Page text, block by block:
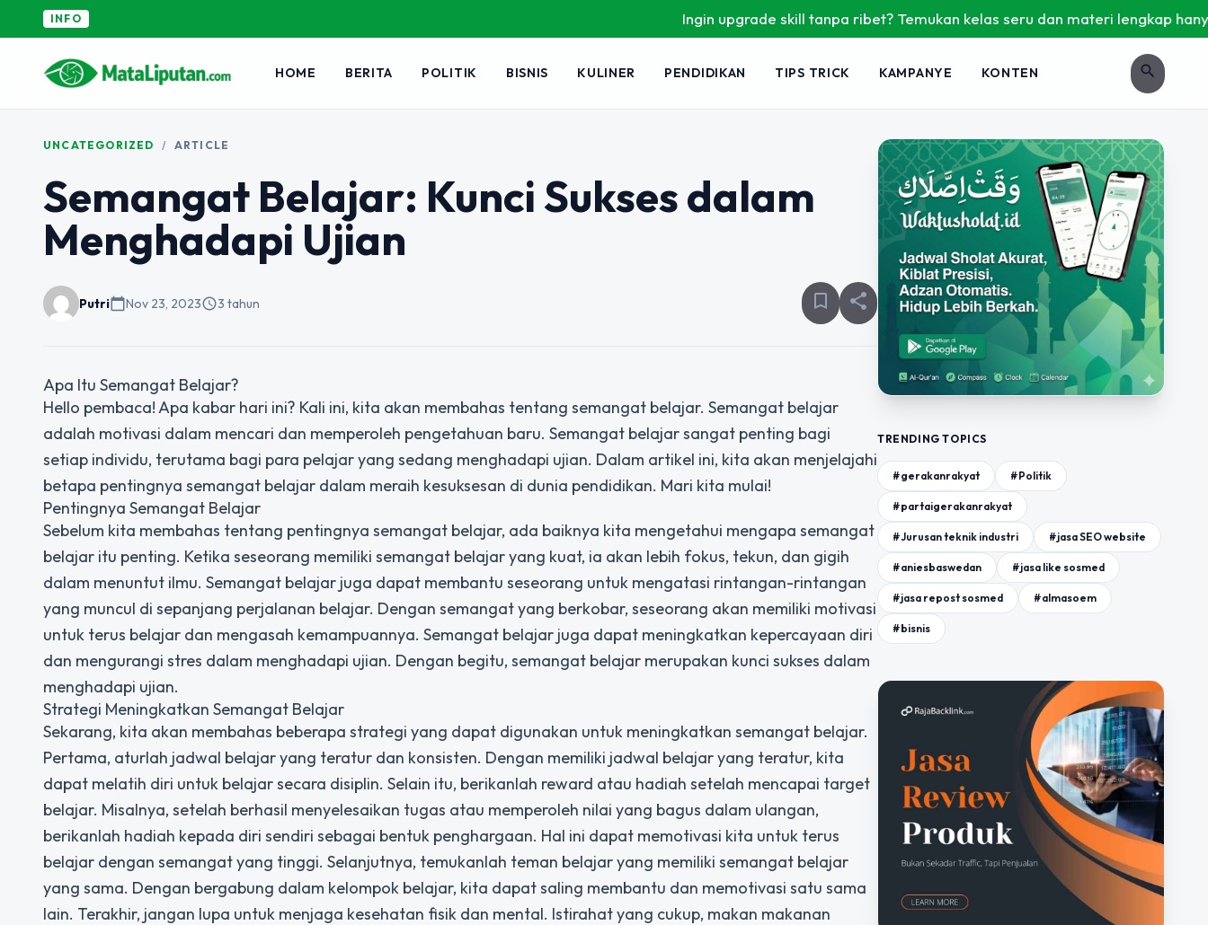
INFO Ingin upgrade skill tanpa ribet? Temukan kelas seru dan materi lengkap hanya di
HOME BERITA POLITIK BISNIS KULINER PENDIDIKAN TIPS TRICK KAMPANYE KONTEN search
UNCATEGORIZED / ARTICLE
Semangat Belajar: Kunci Sukses dalam
Menghadapi Ujian
Putricalendar_todayNov 23, 2023schedule3 tahun bookmark_border share
Apa Itu Semangat Belajar?
Hello pembaca! Apa kabar hari ini? Kali ini, kita akan membahas tentang semangat belajar. Semangat belajar
adalah motivasi dalam mencari dan memperoleh pengetahuan baru. Semangat belajar sangat penting bagi
setiap individu, terutama bagi para pelajar yang sedang menghadapi ujian. Dalam artikel ini, kita akan menjelajahi
betapa pentingnya semangat belajar dalam meraih kesuksesan di dunia pendidikan. Mari kita mulai!
Pentingnya Semangat Belajar
Sebelum kita membahas tentang pentingnya semangat belajar, ada baiknya kita mengetahui mengapa semangat
belajar itu penting. Ketika seseorang memiliki semangat belajar yang kuat, ia akan lebih fokus, tekun, dan gigih
dalam menuntut ilmu. Semangat belajar juga dapat membantu seseorang untuk mengatasi rintangan-rintangan
yang muncul di sepanjang perjalanan belajar. Dengan semangat yang berkobar, seseorang akan memiliki motivasi
untuk terus belajar dan mengasah kemampuannya. Semangat belajar juga dapat meningkatkan kepercayaan diri
dan mengurangi stres dalam menghadapi ujian. Dengan begitu, semangat belajar merupakan kunci sukses dalam
menghadapi ujian.
Strategi Meningkatkan Semangat Belajar
Sekarang, kita akan membahas beberapa strategi yang dapat digunakan untuk meningkatkan semangat belajar.
Pertama, aturlah jadwal belajar yang teratur dan konsisten. Dengan memiliki jadwal belajar yang teratur, kita
dapat melatih diri untuk belajar secara disiplin. Selain itu, berikanlah reward atau hadiah setelah mencapai target
belajar. Misalnya, setelah berhasil menyelesaikan tugas atau memperoleh nilai yang bagus dalam ulangan,
berikanlah hadiah kepada diri sendiri sebagai bentuk penghargaan. Hal ini dapat memotivasi kita untuk terus
belajar dengan semangat yang tinggi. Selanjutnya, temukanlah teman belajar yang memiliki semangat belajar
yang sama. Dengan bergabung dalam kelompok belajar, kita dapat saling membantu dan memotivasi satu sama
lain. Terakhir, jangan lupa untuk menjaga kesehatan fisik dan mental. Istirahat yang cukup, makan makanan
TRENDING TOPICS
#gerakanrakyat #Politik
#partaigerakanrakyat
#Jurusan teknik industri #jasa SEO website
#aniesbaswedan #jasa like sosmed
#jasa repost sosmed #almasoem
#bisnis